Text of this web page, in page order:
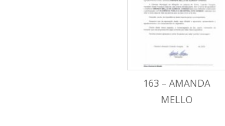
163 – AMANDA
MELLO